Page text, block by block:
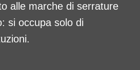
alle marche di serrature
si occupa solo di